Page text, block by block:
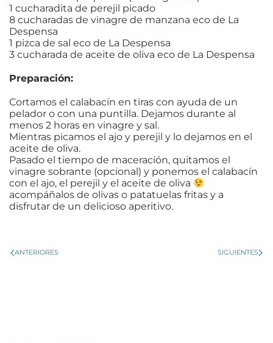
1 cucharadita de perejil picado
8 cucharadas de vinagre de manzana eco de La
Despensa
1 pizca de sal eco de La Despensa
3 cucharada de aceite de oliva eco de La Despensa
Preparación:
Cortamos el calabacín en tiras con ayuda de un
pelador o con una puntilla. Dejamos durante al
menos 2 horas en vinagre y sal.
Mientras picamos el ajo y perejil y lo dejamos en el
aceite de oliva.
Pasado el tiempo de maceración, quitamos el
vinagre sobrante (opcional) y ponemos el calabacín
con el ajo, el perejil y el aceite de oliva
acompáñalos de olivas o patatuelas fritas y a
disfrutar de un delicioso aperitivo.
ANTERIORES SIGUIENTES